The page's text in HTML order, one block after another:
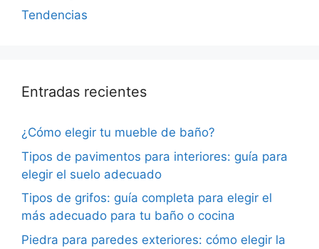
Tendencias
Entradas recientes
¿Cómo elegir tu mueble de baño?
Tipos de pavimentos para interiores: guía para
elegir el suelo adecuado
Tipos de grifos: guía completa para elegir el
más adecuado para tu baño o cocina
Piedra para paredes exteriores: cómo elegir la